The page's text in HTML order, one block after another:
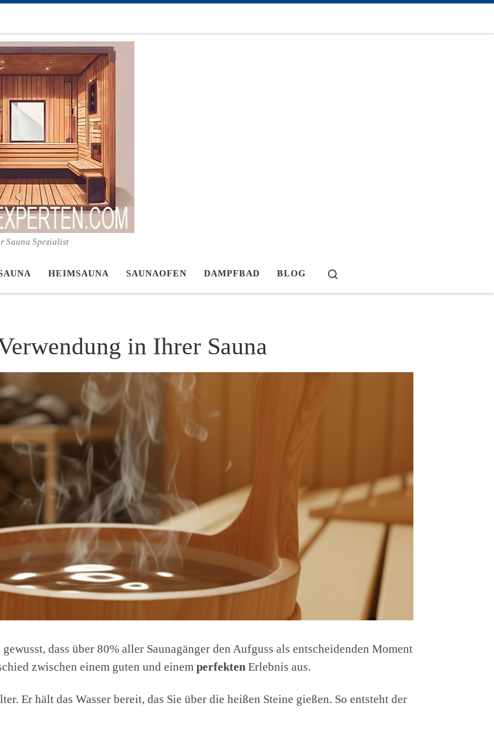
Sauna Spezialist
HEIMSAUNA SAUNAOFEN DAMPFBAD BLOG
in Ihrer Sauna
dass über 80% aller Saunagänger den Aufguss als entscheidenden Moment
zwischen einem guten und einem perfekten Erlebnis aus.
Er hält das Wasser bereit, das Sie über die heißen Steine gießen. So entsteht der